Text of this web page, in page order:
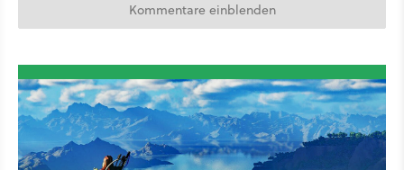
Kommentare einblenden